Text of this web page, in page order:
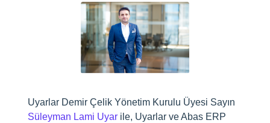
Uyarlar Demir Çelik Yönetim Kurulu Üyesi Sayın
Süleyman Lami Uyar ile, Uyarlar ve Abas ERP